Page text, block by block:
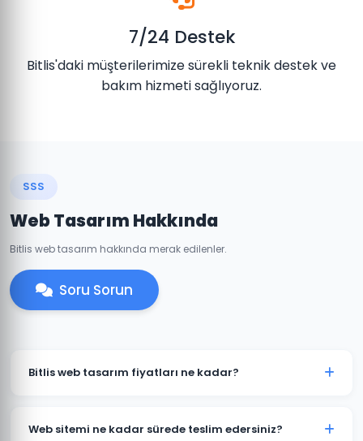
7/24 Destek
Bitlis'daki müşterilerimize sürekli teknik destek ve
bakım hizmeti sağlıyoruz.
SSS
Web Tasarım Hakkında
Bitlis web tasarım hakkında merak edilenler.
Soru Sorun
Bitlis web tasarım fiyatları ne kadar?
göre değişmektedir. Kurumsal web sitesi, e-ticaret
Web sitemi ne kadar sürede teslim edersiniz?